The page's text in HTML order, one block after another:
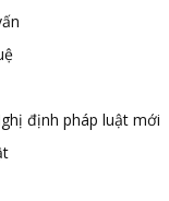
định pháp luật mới